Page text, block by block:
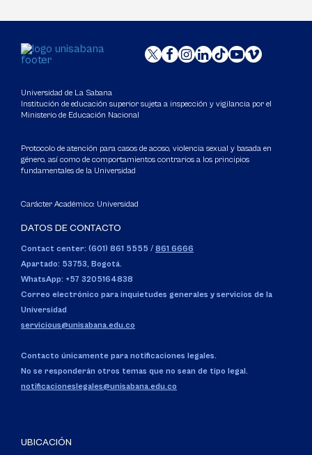
Universidad de La Sabana
Institución de educación superior sujeta a inspección y vigilancia por el
Ministerio de Educación Nacional
Protocolo de atención para casos de acoso, violencia sexual y basada en
género, así como de comportamientos contrarios a los principios
fundamentales de la Universidad
Carácter Académico: Universidad
DATOS DE CONTACTO
Contact center: (601) 861 5555 / 861 6666
Apartado: 53753, Bogotá.
WhatsApp: +57 3205164838
Correo electrónico para inquietudes generales y servicios de la
Universidad
servicious@unisabana.edu.co
Contacto únicamente para notificaciones legales.
No se responderán otros temas que no sean de tipo legal.
notificacioneslegales@unisabana.edu.co
UBICACIÓN